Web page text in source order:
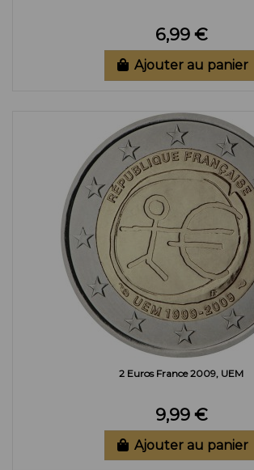
6,99 €
Ajouter au panier
2 Euros France 2009, UEM
9,99 €
Ajouter au panier